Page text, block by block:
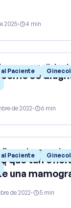
2025· 4 min
Pacientese
de 2022· 6 min
Paciente
qué tan
una
de 2022· 5 min